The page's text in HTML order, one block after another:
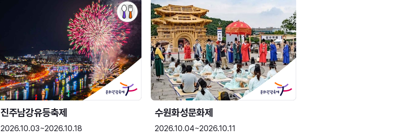
진주남강유등축제
2026.10.03~2026.10.18
수원화성문화제
2026.10.04~2026.10.11